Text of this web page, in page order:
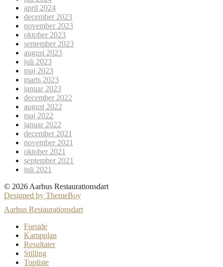
april 2024
december 2023
november 2023
oktober 2023
september 2023
august 2023
juli 2023
maj 2023
marts 2023
januar 2023
december 2022
august 2022
maj 2022
januar 2022
december 2021
november 2021
oktober 2021
september 2021
juli 2021
© 2026 Aarhus Restaurationsdart
Designed by ThemeBoy
Aarhus Restaurationsdart
Forside
Kampplan
Resultater
Stilling
Topliste